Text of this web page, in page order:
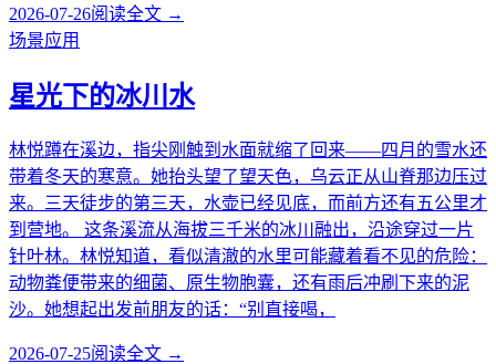
2026-07-26阅读全文 →
场景应用
星光下的冰川水
林悦蹲在溪边，指尖刚触到水面就缩了回来——四月的雪水还
带着冬天的寒意。她抬头望了望天色，乌云正从山脊那边压过
来。三天徒步的第三天，水壶已经见底，而前方还有五公里才
到营地。 这条溪流从海拔三千米的冰川融出，沿途穿过一片
针叶林。林悦知道，看似清澈的水里可能藏着看不见的危险：
动物粪便带来的细菌、原生物胞囊，还有雨后冲刷下来的泥
沙。她想起出发前朋友的话：“别直接喝，
2026-07-25阅读全文 →